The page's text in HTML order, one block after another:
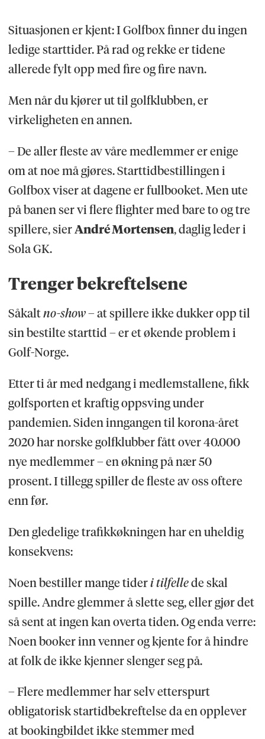
Situasjonen er kjent: I Golfbox finner du ingen
ledige starttider. På rad og rekke er tidene
allerede fylt opp med fire og fire navn.
Men når du kjører ut til golfklubben, er
virkeligheten en annen.
– De aller fleste av våre medlemmer er enige
om at noe må gjøres. Starttidbestillingen i
Golfbox viser at dagene er fullbooket. Men ute
på banen ser vi flere flighter med bare to og tre
spillere, sierAndré Mortensen, daglig leder i
Sola GK.
Trenger bekreftelsene
Såkaltno-show– at spillere ikke dukker opp til
sin bestilte starttid – er et økende problem i
Golf-Norge.
Etter ti år med nedgang i medlemstallene, fikk
golfsporten et kraftig oppsving under
pandemien. Siden inngangen til korona-året
2020 har norske golfklubber fått over 40.000
nye medlemmer – en økning på nær 50
prosent. I tillegg spiller de fleste av oss oftere
enn før.
Den gledelige trafikkøkningen har en uheldig
konsekvens:
Noen bestiller mange tideri tilfellede skal
spille. Andre glemmer å slette seg, eller gjør det
så sent at ingen kan overta tiden. Og enda verre:
Noen booker inn venner og kjente for å hindre
at folk de ikke kjenner slenger seg på.
– Flere medlemmer har selv etterspurt
obligatorisk startidbekreftelse da en opplever
at bookingbildet ikke stemmer med